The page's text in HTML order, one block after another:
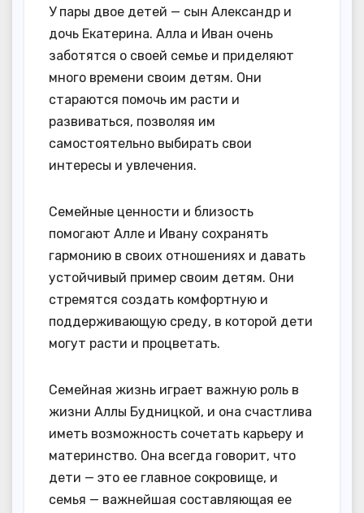
У пары двое детей — сын Александр и
дочь Екатерина. Алла и Иван очень
заботятся о своей семье и приделяют
много времени своим детям. Они
стараются помочь им расти и
развиваться, позволяя им
самостоятельно выбирать свои
интересы и увлечения.
Семейные ценности и близость
помогают Алле и Ивану сохранять
гармонию в своих отношениях и давать
устойчивый пример своим детям. Они
стремятся создать комфортную и
поддерживающую среду, в которой дети
могут расти и процветать.
Семейная жизнь играет важную роль в
жизни Аллы Будницкой, и она счастлива
иметь возможность сочетать карьеру и
материнство. Она всегда говорит, что
дети — это ее главное сокровище, и
семья — важнейшая составляющая ее